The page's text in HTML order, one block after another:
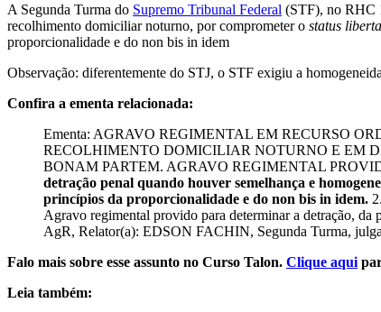
A Segunda Turma do Supremo Tribunal Federal (STF), no RHC
recolhimento domiciliar noturno, por comprometer o status
proporcionalidade e do non bis in idem
Observação: diferentemente do STJ, o STF exigiu a
Confira a ementa relacionada:
Ementa: AGRAVO REGIMENTAL EM RECURSO
RECOLHIMENTO DOMICILIAR NOTURNO E EM
BONAM PARTEM. AGRAVO REGIMENTAL
detração penal quando houver semelhança e
princípios da proporcionalidade e do non bis in idem.
Agravo regimental provido para determinar a detração,
AgR, Relator(a): EDSON FACHIN, Segunda Turma,
Falo mais sobre esse assunto no Curso Talon. Clique aqui
Leia também: